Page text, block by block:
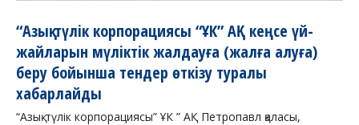
“Азық-түлік корпорациясы “ҰК” АҚ кеңсе үй-
жайларын мүліктік жалдауға (жалға алуға)
беру бойынша тендер өткізу туралы
хабарлайды
“Азық-түлік корпорациясы” ҰК ” АҚ Петропавл қаласы,